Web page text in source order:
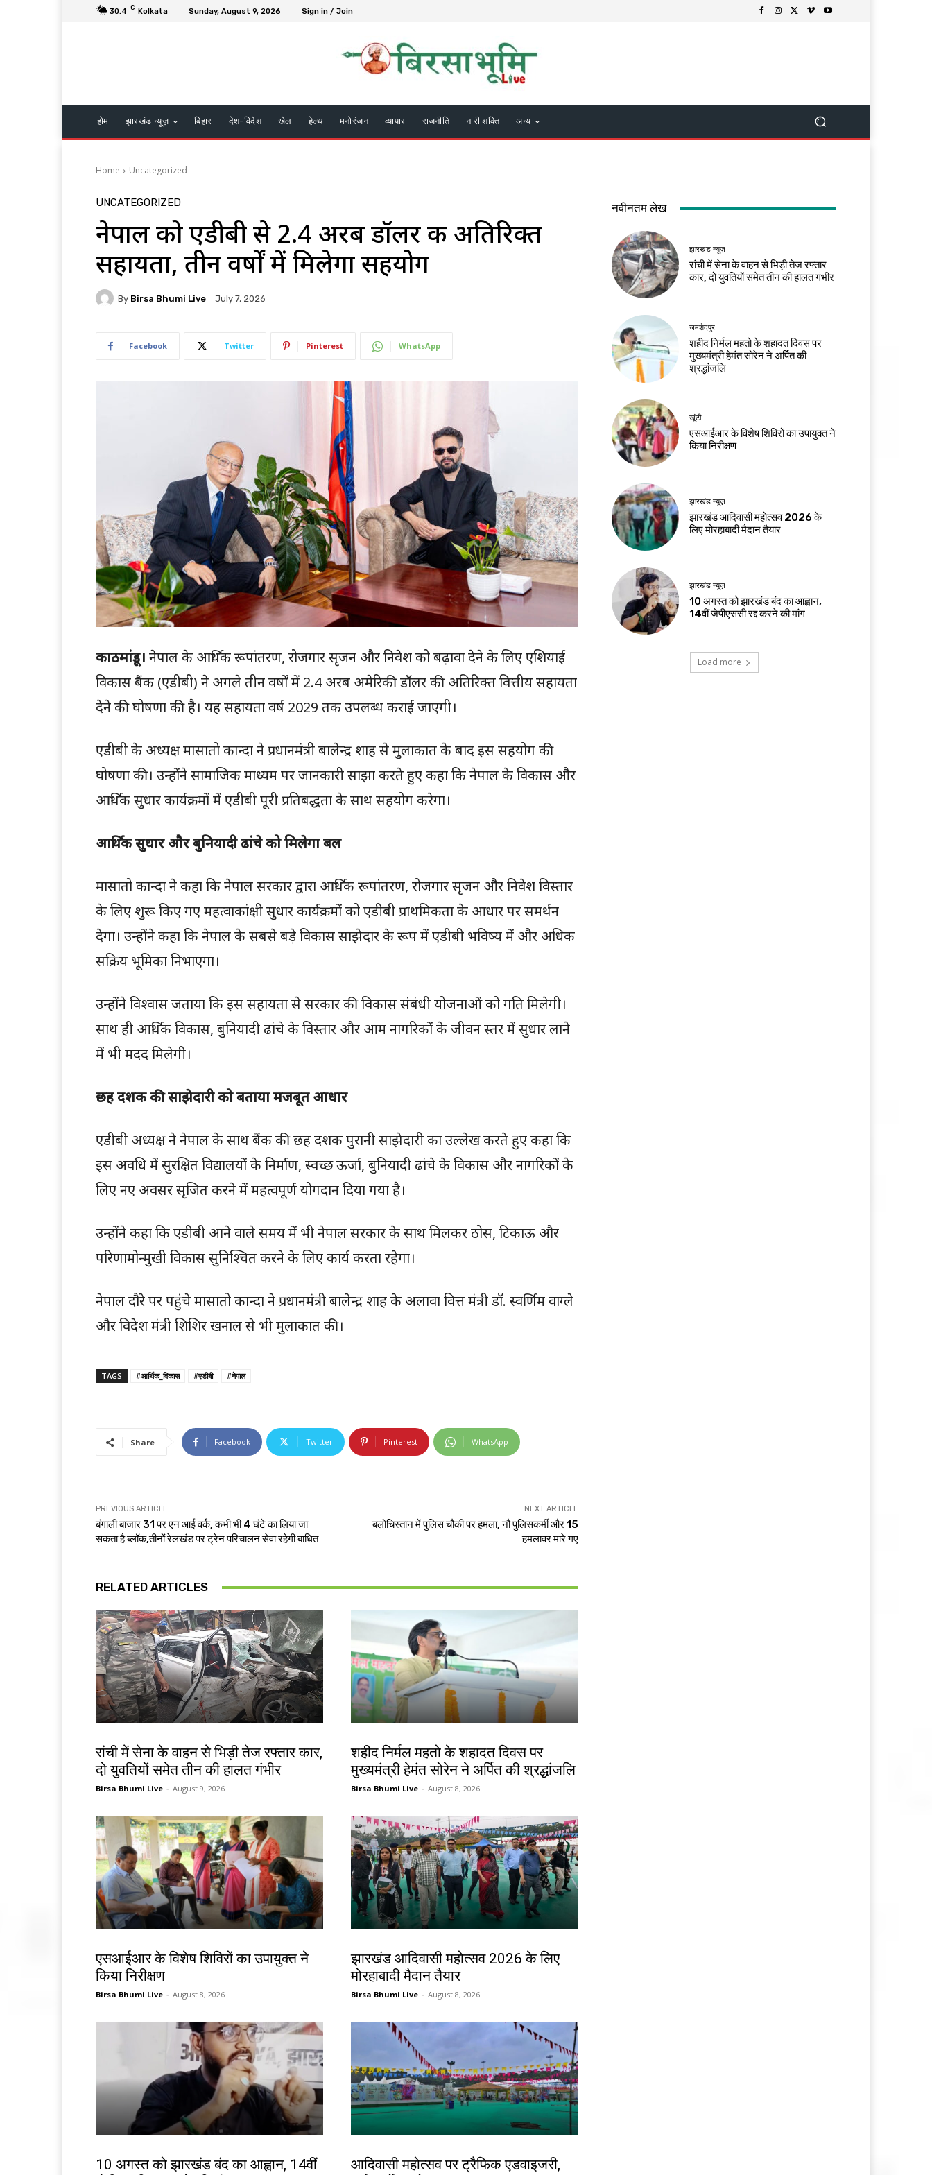
30.4 C Kolkata Sunday, August 9, 2026 Sign in / Join
होम झारखंड न्यूज़ बिहार देश-विदेश खेल हेल्थ मनोरंजन व्यापार राजनीति नारी शक्ति अन्य
Home Uncategorized
UNCATEGORIZED
नेपाल को एडीबी से 2.4 अरब डॉलर की अतिरिक्त
सहायता, तीन वर्षों में मिलेगा सहयोग
By Birsa Bhumi Live July 7, 2026
Facebook Twitter Pinterest WhatsApp
काठमांडू। नेपाल के आर्थिक रूपांतरण, रोजगार सृजन और निवेश को बढ़ावा देने के लिए एशियाई
विकास बैंक (एडीबी) ने अगले तीन वर्षों में 2.4 अरब अमेरिकी डॉलर की अतिरिक्त वित्तीय सहायता
देने की घोषणा की है। यह सहायता वर्ष 2029 तक उपलब्ध कराई जाएगी।
एडीबी के अध्यक्ष मासातो कान्दा ने प्रधानमंत्री बालेन्द्र शाह से मुलाकात के बाद इस सहयोग की
घोषणा की। उन्होंने सामाजिक माध्यम पर जानकारी साझा करते हुए कहा कि नेपाल के विकास और
आर्थिक सुधार कार्यक्रमों में एडीबी पूरी प्रतिबद्धता के साथ सहयोग करेगा।
आर्थिक सुधार और बुनियादी ढांचे को मिलेगा बल
मासातो कान्दा ने कहा कि नेपाल सरकार द्वारा आर्थिक रूपांतरण, रोजगार सृजन और निवेश विस्तार
के लिए शुरू किए गए महत्वाकांक्षी सुधार कार्यक्रमों को एडीबी प्राथमिकता के आधार पर समर्थन
देगा। उन्होंने कहा कि नेपाल के सबसे बड़े विकास साझेदार के रूप में एडीबी भविष्य में और अधिक
सक्रिय भूमिका निभाएगा।
उन्होंने विश्वास जताया कि इस सहायता से सरकार की विकास संबंधी योजनाओं को गति मिलेगी।
साथ ही आर्थिक विकास, बुनियादी ढांचे के विस्तार और आम नागरिकों के जीवन स्तर में सुधार लाने
में भी मदद मिलेगी।
छह दशक की साझेदारी को बताया मजबूत आधार
एडीबी अध्यक्ष ने नेपाल के साथ बैंक की छह दशक पुरानी साझेदारी का उल्लेख करते हुए कहा कि
इस अवधि में सुरक्षित विद्यालयों के निर्माण, स्वच्छ ऊर्जा, बुनियादी ढांचे के विकास और नागरिकों के
लिए नए अवसर सृजित करने में महत्वपूर्ण योगदान दिया गया है।
उन्होंने कहा कि एडीबी आने वाले समय में भी नेपाल सरकार के साथ मिलकर ठोस, टिकाऊ और
परिणामोन्मुखी विकास सुनिश्चित करने के लिए कार्य करता रहेगा।
नेपाल दौरे पर पहुंचे मासातो कान्दा ने प्रधानमंत्री बालेन्द्र शाह के अलावा वित्त मंत्री डॉ. स्वर्णिम वाग्ले
और विदेश मंत्री शिशिर खनाल से भी मुलाकात की।
TAGS #आर्थिक_विकास #एडीबी #नेपाल
Share Facebook Twitter Pinterest WhatsApp
PREVIOUS ARTICLE
बंगाली बाजार 31 पर एन आई वर्क, कभी भी 4 घंटे का लिया जा
सकता है ब्लॉक,तीनों रेलखंड पर ट्रेन परिचालन सेवा रहेगी बाधित
NEXT ARTICLE
बलोचिस्तान में पुलिस चौकी पर हमला, नौ पुलिसकर्मी और 15
हमलावर मारे गए
RELATED ARTICLES
रांची में सेना के वाहन से भिड़ी तेज रफ्तार कार,
दो युवतियों समेत तीन की हालत गंभीर
Birsa Bhumi Live - August 9, 2026
शहीद निर्मल महतो के शहादत दिवस पर
मुख्यमंत्री हेमंत सोरेन ने अर्पित की श्रद्धांजलि
Birsa Bhumi Live - August 8, 2026
एसआईआर के विशेष शिविरों का उपायुक्त ने
किया निरीक्षण
Birsa Bhumi Live - August 8, 2026
झारखंड आदिवासी महोत्सव 2026 के लिए
मोरहाबादी मैदान तैयार
Birsa Bhumi Live - August 8, 2026
10 अगस्त को झारखंड बंद का आह्वान, 14वीं
आदिवासी महोत्सव पर ट्रैफिक एडवाइजरी,
नवीनतम लेख
झारखंड न्यूज़
रांची में सेना के वाहन से भिड़ी तेज रफ्तार
कार, दो युवतियों समेत तीन की हालत गंभीर
जमशेदपुर
शहीद निर्मल महतो के शहादत दिवस पर
मुख्यमंत्री हेमंत सोरेन ने अर्पित की
श्रद्धांजलि
खूंटी
एसआईआर के विशेष शिविरों का उपायुक्त ने
किया निरीक्षण
झारखंड न्यूज़
झारखंड आदिवासी महोत्सव 2026 के
लिए मोरहाबादी मैदान तैयार
झारखंड न्यूज़
10 अगस्त को झारखंड बंद का आह्वान,
14वीं जेपीएससी रद्द करने की मांग
Load more